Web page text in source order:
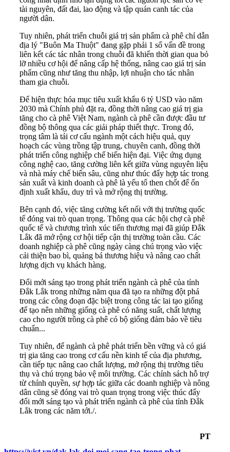
tài nguyên, đất đai, lao động và tập quán canh tác của
người dân.
Tuy nhiên, phát triển chuỗi giá trị sản phẩm cà phê chỉ dẫn
địa lý "Buôn Ma Thuột" đang gặp phải 1 số vấn đề trong
liên kết các tác nhân trong chuỗi đã khiến thời gian qua bỏ
lỡ nhiều cơ hội để nâng cấp hệ thống, nâng cao giá trị sản
phẩm cũng như tăng thu nhập, lợi nhuận cho tác nhân
tham gia chuỗi.
Để hiện thực hóa mục tiêu xuất khẩu 6 tỷ USD vào năm
2030 mà Chính phủ đặt ra, đồng thời nâng cao giá trị gia
tăng cho cà phê Việt Nam, ngành cà phê cần được đầu tư
đồng bộ thông qua các giải pháp thiết thực. Trong đó,
trọng tâm là tái cơ cấu ngành một cách hiệu quả, quy
hoạch các vùng trồng tập trung, chuyên canh, đồng thời
phát triển công nghiệp chế biến hiện đại. Việc ứng dụng
công nghệ cao, tăng cường liên kết giữa vùng nguyên liệu
và nhà máy chế biến sâu, cũng như thúc đẩy hợp tác trong
sản xuất và kinh doanh cà phê là yếu tố then chốt để ổn
định xuất khẩu, duy trì và mở rộng thị trường.
Bên cạnh đó, việc tăng cường kết nối với thị trường quốc
tế đóng vai trò quan trọng. Thông qua các hội chợ cà phê
quốc tế và chương trình xúc tiến thương mại đã giúp Đắk
Lắk đã mở rộng cơ hội tiếp cận thị trường toàn cầu. Các
doanh nghiệp cà phê cũng ngày càng chú trọng vào việc
cải thiện bao bì, quảng bá thương hiệu và nâng cao chất
lượng dịch vụ khách hàng.
Đổi mới sáng tạo trong phát triển ngành cà phê của tỉnh
Đắk Lắk trong những năm qua đã tạo ra những đột phá
trong các công đoạn đặc biệt trong công tác lai tạo giống
để tạo nên những giống cà phê có năng suất, chất lượng
cao cho người trồng cà phê có bộ giống đảm bảo về tiêu
chuẩn...
Tuy nhiên, để ngành cà phê phát triển bền vững và có giá
trị gia tăng cao trong cơ cấu nền kinh tế của địa phương,
cần tiếp tục nâng cao chất lượng, mở rộng thị trường tiêu
thụ và chú trọng bảo vệ môi trường. Các chính sách hỗ trợ
từ chính quyền, sự hợp tác giữa các doanh nghiệp và nông
dân cũng sẽ đóng vai trò quan trọng trong việc thúc đẩy
đổi mới sáng tạo và phát triển ngành cà phê của tỉnh Đắk
Lắk trong các năm tới./.
PT